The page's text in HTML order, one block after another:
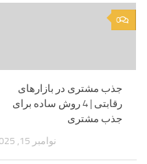
0
جذب مشتری در بازارهای
رقابتی | 4 روش ساده برای
جذب مشتری
نوامبر 15, 2025